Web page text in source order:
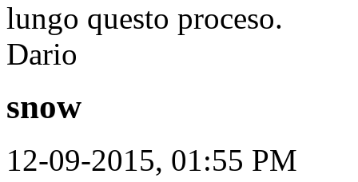
lungo questo proceso.
Dario
snow
12-09-2015, 01:55 PM